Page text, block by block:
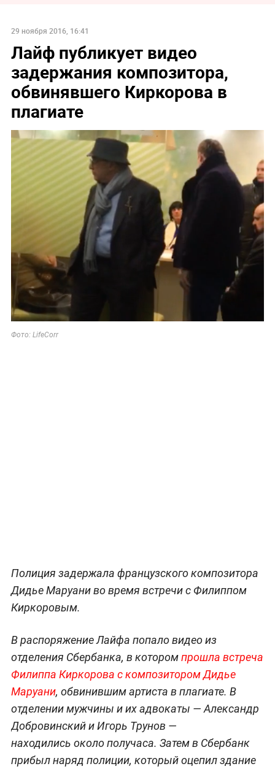
29 ноября 2016, 16:41
Лайф публикует видео
задержания композитора,
обвинявшего Киркорова в
плагиате
Фото: LifeCorr
Полиция задержала французского композитора
Дидье Маруани во время встречи с Филиппом
Киркоровым.
В распоряжение Лайфа попало видео из
отделения Сбербанка, в которомпрошла встреча
Филиппа Киркорова с композитором Дидье
Маруани, обвинившим артиста в плагиате. В
отделении мужчины и их адвокаты — Александр
Добровинский и Игорь Трунов —
находились около получаса. Затем в Сбербанк
прибыл наряд полиции, который оцепил здание